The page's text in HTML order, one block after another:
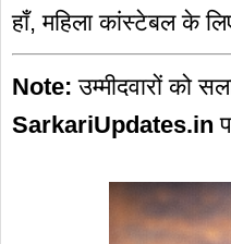
हाँ, महिला कांस्टेबल के
Note: उम्मीदवारों को
SarkariUpdates.in